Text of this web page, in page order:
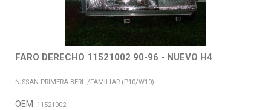
FARO DERECHO 11521002 90-96 - NUEVO H4
NISSAN PRIMERA BERL./FAMILIAR (P10/W10)
OEM: 11521002